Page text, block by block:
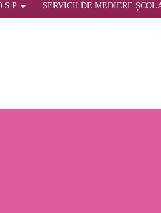
SERVICII DE MEDIERE